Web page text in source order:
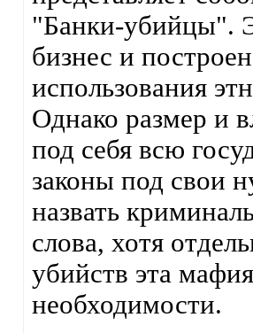
"Банки-убийцы".
бизнес и
использования
Однако размер и
под себя всю
законы под свои
назвать
слова, хотя
убийств эта
необходимости.